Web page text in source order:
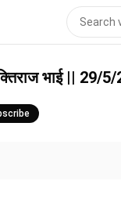
भाई || 29/